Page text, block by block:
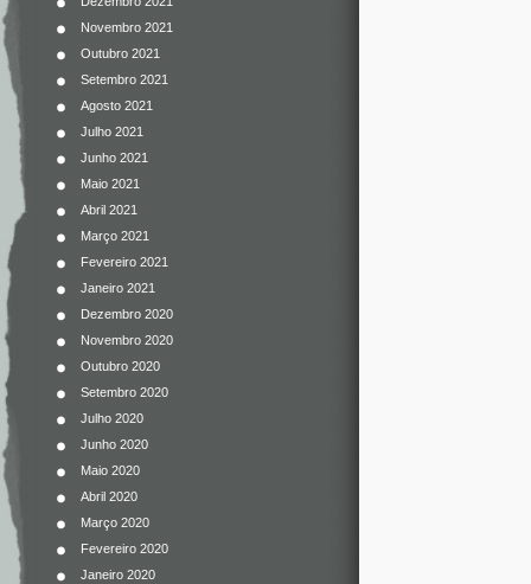
Novembro 2021
Outubro 2021
Setembro 2021
Agosto 2021
Julho 2021
Junho 2021
Maio 2021
Abril 2021
Março 2021
Fevereiro 2021
Janeiro 2021
Dezembro 2020
Novembro 2020
Outubro 2020
Setembro 2020
Julho 2020
Junho 2020
Maio 2020
Abril 2020
Março 2020
Fevereiro 2020
Janeiro 2020